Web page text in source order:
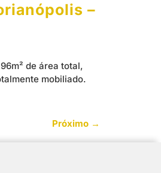
–
de área total,
mobiliado.
Próximo →